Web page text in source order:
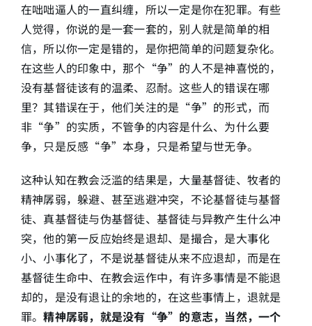
在咄咄逼人的一直纠缠，所以一定是你在犯罪。有些
人觉得，你说的是一套一套的，别人就是简单的相
信，所以你一定是错的，是你把简单的问题复杂化。
在这些人的印象中，那个“争”的人不是神喜悦的，
没有基督徒该有的温柔、忍耐。这些人的错误在哪
里？其错误在于，他们关注的是“争”的形式，而
非“争”的实质，不管争的内容是什么、为什么要
争，只是反感“争”本身，只是希望与世无争。
这种认知在教会泛滥的结果是，大量基督徒、牧者的
精神孱弱，躲避、甚至逃避冲突，不论基督徒与基督
徒、真基督徒与伪基督徒、基督徒与异教产生什么冲
突，他的第一反应始终是退却、是撮合，是大事化
小、小事化了，不是说基督徒从来不应退却，而是在
基督徒生命中、在教会运作中，有许多事情是不能退
却的，是没有退让的余地的，在这些事情上，退就是
罪。精神孱弱，就是没有“争”的意志，当然，一个